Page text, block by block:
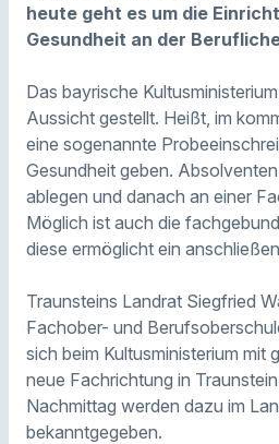
heute geht es um die
Gesundheit an der
Das bayrische
Aussicht gestellt. Heißt, im
eine sogenannte
Gesundheit geben.
ablegen und danach an einer
Möglich ist auch die
diese ermöglicht ein
Traunsteins Landrat Siegfried
Fachober- und
sich beim Kultusministerium mit
neue Fachrichtung in
Nachmittag werden dazu im
bekanntgegeben.